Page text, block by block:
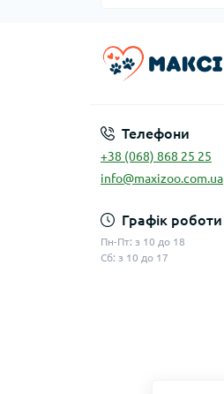
Телефони
+38 (068) 868 25 25
info@maxizoo.com.ua
Графік роботи
Пн-Пт: з 10 до 18
Сб: з 10 до 17